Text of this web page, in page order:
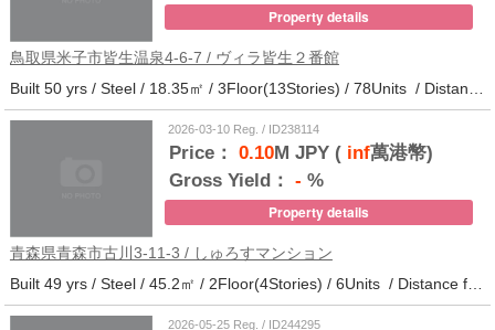
Property details
鳥取県米子市皆生温泉4-6-7 / ヴィラ皆生２番館
Built 50 yrs / Steel / 18.35㎡ / 3Floor(13Stories) / 78Units / Distance from the station.
2026-03-10 Reg. / ID238114
Price： 0.10M JPY (inf萬港幣)
Gross Yield： - %
Property details
青森県青森市古川3-11-3 / しゅろすマンション
Built 49 yrs / Steel / 45.2㎡ / 2Floor(4Stories) / 6Units / Distance from the station.11
2026-05-25 Reg. / ID244295